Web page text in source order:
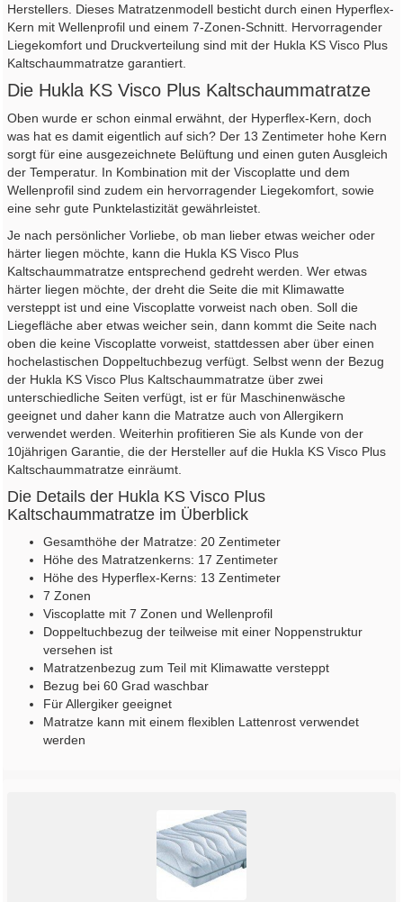
Herstellers. Dieses Matratzenmodell besticht durch einen Hyperflex-
Kern mit Wellenprofil und einem 7-Zonen-Schnitt. Hervorragender
Liegekomfort und Druckverteilung sind mit der Hukla KS Visco Plus
Kaltschaummatratze garantiert.
Die Hukla KS Visco Plus Kaltschaummatratze
Oben wurde er schon einmal erwähnt, der Hyperflex-Kern, doch
was hat es damit eigentlich auf sich? Der 13 Zentimeter hohe Kern
sorgt für eine ausgezeichnete Belüftung und einen guten Ausgleich
der Temperatur. In Kombination mit der Viscoplatte und dem
Wellenprofil sind zudem ein hervorragender Liegekomfort, sowie
eine sehr gute Punktelastizität gewährleistet.
Je nach persönlicher Vorliebe, ob man lieber etwas weicher oder
härter liegen möchte, kann die Hukla KS Visco Plus
Kaltschaummatratze entsprechend gedreht werden. Wer etwas
härter liegen möchte, der dreht die Seite die mit Klimawatte
versteppt ist und eine Viscoplatte vorweist nach oben. Soll die
Liegefläche aber etwas weicher sein, dann kommt die Seite nach
oben die keine Viscoplatte vorweist, stattdessen aber über einen
hochelastischen Doppeltuchbezug verfügt. Selbst wenn der Bezug
der Hukla KS Visco Plus Kaltschaummatratze über zwei
unterschiedliche Seiten verfügt, ist er für Maschinenwäsche
geeignet und daher kann die Matratze auch von Allergikern
verwendet werden. Weiterhin profitieren Sie als Kunde von der
10jährigen Garantie, die der Hersteller auf die Hukla KS Visco Plus
Kaltschaummatratze einräumt.
Die Details der Hukla KS Visco Plus
Kaltschaummatratze im Überblick
Gesamthöhe der Matratze: 20 Zentimeter
Höhe des Matratzenkerns: 17 Zentimeter
Höhe des Hyperflex-Kerns: 13 Zentimeter
7 Zonen
Viscoplatte mit 7 Zonen und Wellenprofil
Doppeltuchbezug der teilweise mit einer Noppenstruktur
versehen ist
Matratzenbezug zum Teil mit Klimawatte versteppt
Bezug bei 60 Grad waschbar
Für Allergiker geeignet
Matratze kann mit einem flexiblen Lattenrost verwendet
werden